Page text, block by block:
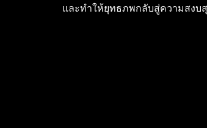
และทำให้ยุทธภพกลับสู่ความสงบ